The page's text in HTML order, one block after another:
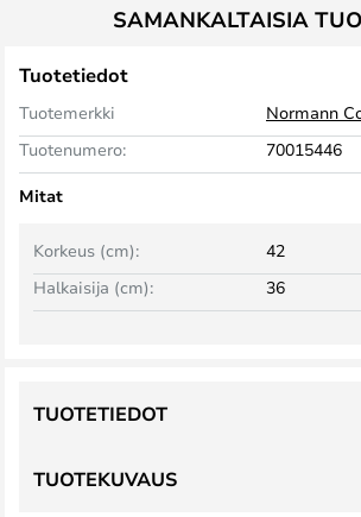
SAMANKALTAISIA
Tuotetiedot
Tuotemerkki
Normann
Tuotenumero:
70015446
Mitat
Korkeus (cm):
42
Halkaisija (cm):
36
TUOTEKUVAUS
TUOTETIEDOT